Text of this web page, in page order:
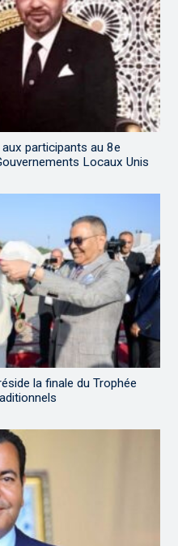
participants au 8e
Locaux Unis
la finale du Trophée